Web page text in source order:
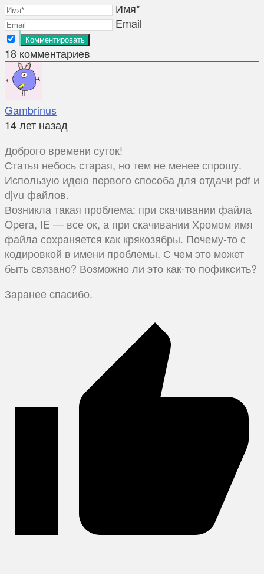
Имя*
Email
18 комментариев
Gambrinus
14 лет назад
Доброго времени суток!
Статья небось старая, но тем не менее спрошу.
Использую идею первого способа для отдачи pdf и
djvu файлов.
Возникла такая проблема: при скачивании файла
Opera, IE — все ок, а при скачивании Хромом имя
файла сохраняется как крякозябры. Почему-то с
кодировкой в имени проблемы. С чем это может
быть связано? Возможно ли это как-то пофиксить?
Заранее спасибо.